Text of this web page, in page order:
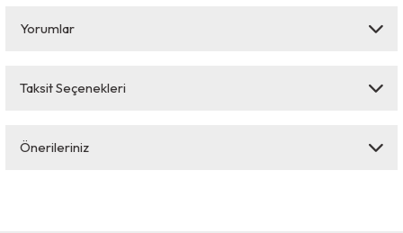
Yorumlar
Bu ürüne ilk yorumu siz yapın!
Taksit Seçenekleri
Önerileriniz